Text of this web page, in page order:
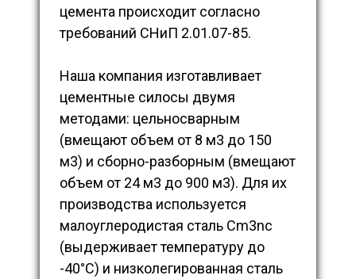
цемента происходит согласно
требований СНиП 2.01.07-85.
Наша компания изготавливает
цементные силосы двумя
методами: цельносварным
(вмещают объем от 8 м3 до 150
м3) и сборно-разборным (вмещают
объем от 24 м3 до 900 м3). Для их
производства используется
малоуглеродистая сталь Cm3nc
(выдерживает температуру до
-40°С) и низколегированная сталь